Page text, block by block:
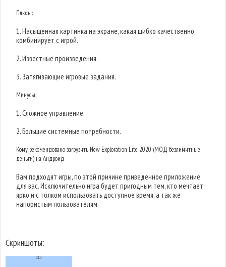
Плюсы:
1. Насыщенная картинка на экране, какая шибко качественно
комбинирует с игрой.
2. Известные произведения.
3. Затягивающие игровые задания.
Минусы:
1. Сложное управление.
2. Большие системные потребности.
Кому рекомендовано загрузить New Exploration Lite 2020 (МОД безлимитные
деньги) на Андроид
Вам подходят игры, по этой причине приведенное приложение
для вас. Исключительно игра будет пригодным тем, кто мечтает
ярко и с толком использовать доступное время, а так же
напористым пользователям.
Скриншоты: